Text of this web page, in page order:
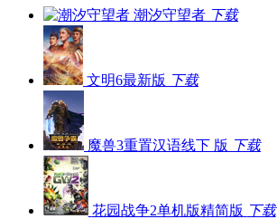
潮汐守望者 下载
文明6最新版 下载
魔兽3重置汉语线下 版 下载
花园战争2单机版精简版 下载